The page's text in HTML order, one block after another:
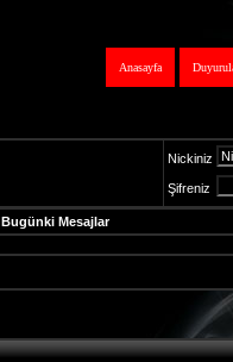
Anasayfa
Nickiniz
Şifreniz
Bugünki Mesajlar